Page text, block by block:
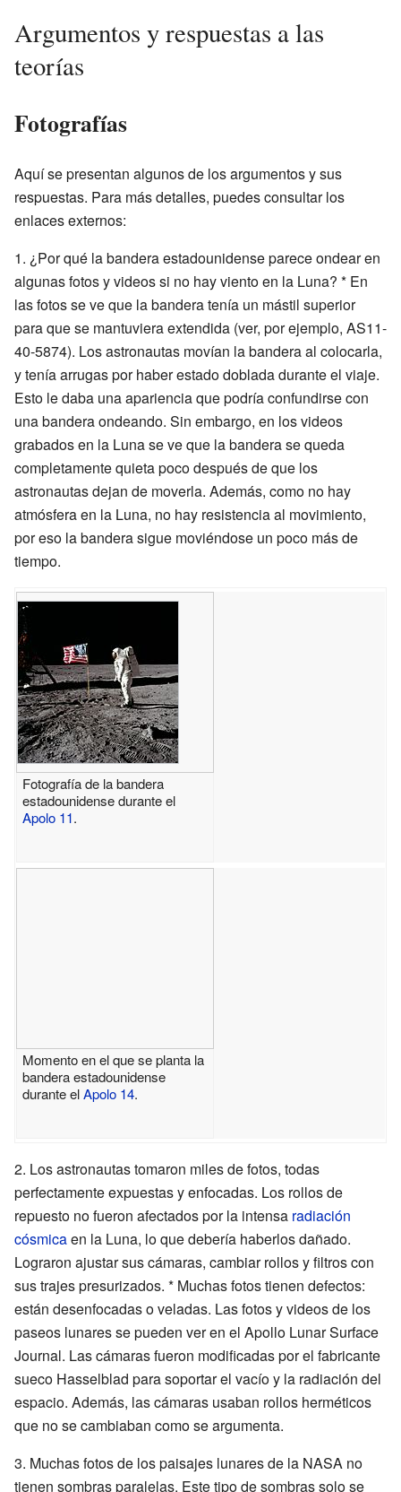
Argumentos y respuestas a las
teorías
Fotografías
Aquí se presentan algunos de los argumentos y sus
respuestas. Para más detalles, puedes consultar los
enlaces externos:
1. ¿Por qué la bandera estadounidense parece ondear en
algunas fotos y videos si no hay viento en la Luna? * En
las fotos se ve que la bandera tenía un mástil superior
para que se mantuviera extendida (ver, por ejemplo, AS11-
40-5874). Los astronautas movían la bandera al colocarla,
y tenía arrugas por haber estado doblada durante el viaje.
Esto le daba una apariencia que podría confundirse con
una bandera ondeando. Sin embargo, en los videos
grabados en la Luna se ve que la bandera se queda
completamente quieta poco después de que los
astronautas dejan de moverla. Además, como no hay
atmósfera en la Luna, no hay resistencia al movimiento,
por eso la bandera sigue moviéndose un poco más de
tiempo.
Fotografía de la bandera
estadounidense durante el
Apolo 11.
Momento en el que se planta la
bandera estadounidense
durante elApolo 14.
2. Los astronautas tomaron miles de fotos, todas
perfectamente expuestas y enfocadas. Los rollos de
repuesto no fueron afectados por la intensa radiación
cósmicaen la Luna, lo que debería haberlos dañado.
Lograron ajustar sus cámaras, cambiar rollos y filtros con
sus trajes presurizados. * Muchas fotos tienen defectos:
están desenfocadas o veladas. Las fotos y videos de los
paseos lunares se pueden ver en el Apollo Lunar Surface
Journal. Las cámaras fueron modificadas por el fabricante
sueco Hasselblad para soportar el vacío y la radiación del
espacio. Además, las cámaras usaban rollos herméticos
que no se cambiaban como se argumenta.
3. Muchas fotos de los paisajes lunares de la NASA no
tienen sombras paralelas. Este tipo de sombras solo se